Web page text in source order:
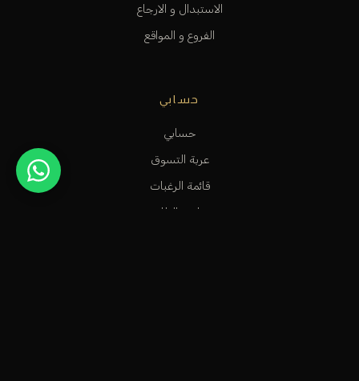
الاستبدال و الارجاع
الفروع و المواقع
حسابي
حسابي
عربة التسوق
قائمة الرغبات
متابعة الطلب